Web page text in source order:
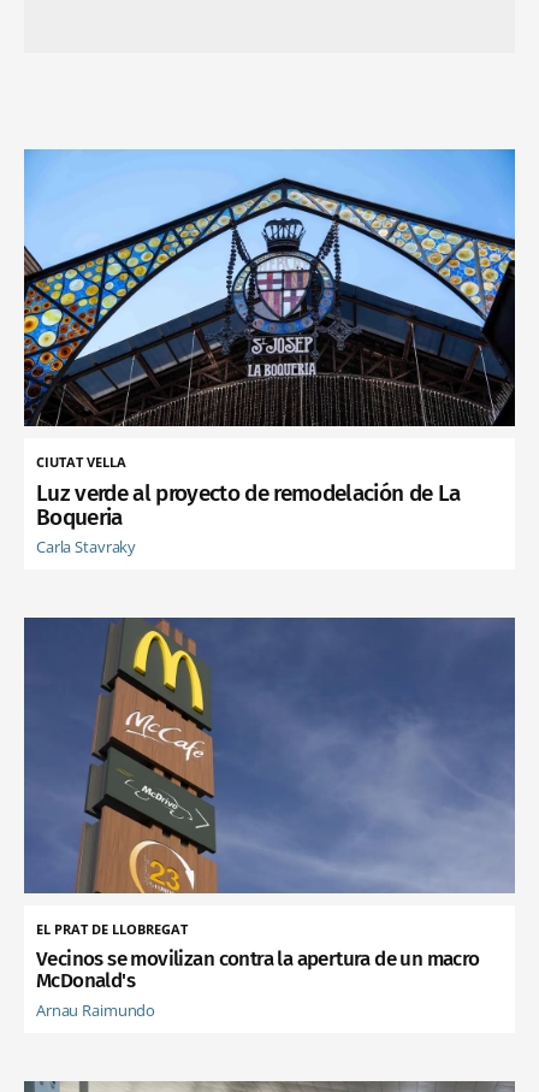
CIUTAT VELLA
Luz verde al proyecto de remodelación de La
Boqueria
Carla Stavraky
EL PRAT DE LLOBREGAT
Vecinos se movilizan contra la apertura de un macro
McDonald's
Arnau Raimundo